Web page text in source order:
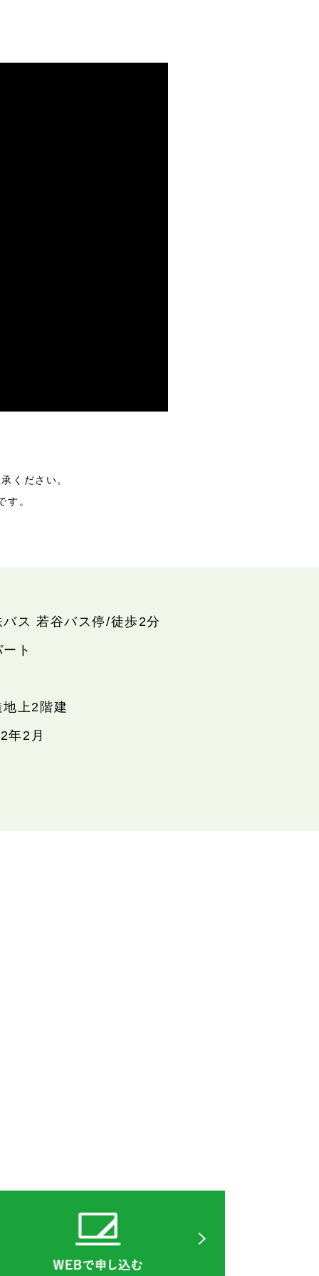
ください。
す。
バス 若谷バス停/徒歩2分
ト
地上2階建
年2月